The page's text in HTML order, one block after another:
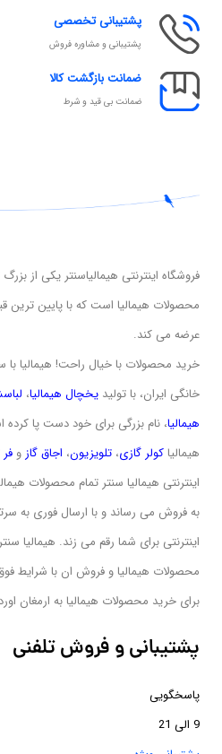
پشتیبانی تخصصی
پشتیبانی و مشاوره فروش
ضمانت بازگشت کالا
ضمانت بی قید و شرط
فروشگاه اینترنتی هیمالیاسنتر یکی از
محصولات هیمالیا است که با پایین ترین
عرضه می کند.
خرید محصولات با خیال راحت! هیمالیا با
خانگی ایران، با تولید یخچال هیمالیا،
هیمالیا، نام بزرگی برای خود دست پا
هیمالیاکولر گازی، تلویزیون، اجاق گاز و فر
اینترنتی هیمالیا سنتر تمام محصولات
به فروش می رساند و با ارسال فوری به
اینترنتی برای شما رقم می زند. هیمالیا
محصولات هیمالیا و فروش ان با شرایط
برای خرید محصولات هیمالیا به ارمغان
پشتیبانی و فروش تلفنی
پاسخگویی
9 الی 21